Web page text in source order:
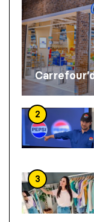
2
3